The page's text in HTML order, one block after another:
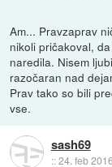
Am... Pravzaprav
nikoli pričakoval,
naredila. Nisem
razočaran nad
Prav tako so bili
vse.
sash69
::24. feb